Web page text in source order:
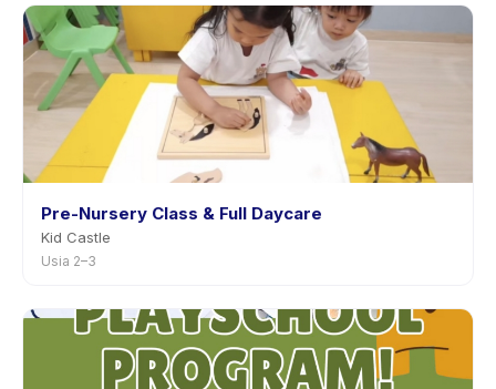
Pre-Nursery Class & Full Daycare
Kid Castle
Usia 2–3